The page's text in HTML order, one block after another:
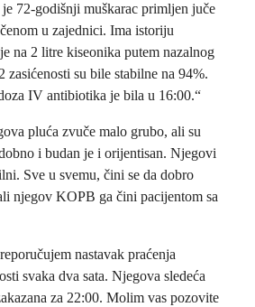
je 72-godišnji muškarac primljen juče
u zajednici. Ima istoriju
na 2 litre kiseonika putem nazalnog
zasićenosti su bile stabilne na 94%.
IV antibiotika je bila u 16:00.“
pluća zvuče malo grubo, ali su
i budan je i orijentisan. Njegovi
Sve u svemu, čini se da dobro
njegov KOPB ga čini pacijentom sa
nastavak praćenja
svaka dva sata. Njegova sledeća
za 22:00. Molim vas pozovite